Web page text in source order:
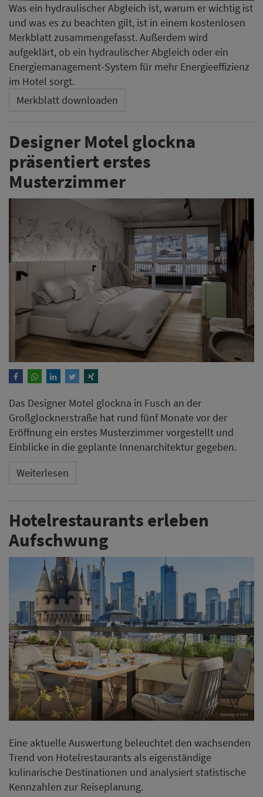
Was ein hydraulischer Abgleich ist, warum er wichtig ist
und was es zu beachten gilt, ist in einem kostenlosen
Merkblatt zusammengefasst. Außerdem wird
aufgeklärt, ob ein hydraulischer Abgleich oder ein
Energiemanagement-System für mehr Energieeffizienz
im Hotel sorgt.
Merkblatt downloaden
Designer Motel glockna
präsentiert erstes
Musterzimmer
Das Designer Motel glockna in Fusch an der
Großglocknerstraße hat rund fünf Monate vor der
Eröffnung ein erstes Musterzimmer vorgestellt und
Einblicke in die geplante Innenarchitektur gegeben.
Weiterlesen
Hotelrestaurants erleben
Aufschwung
Eine aktuelle Auswertung beleuchtet den wachsenden
Trend von Hotelrestaurants als eigenständige
kulinarische Destinationen und analysiert statistische
Kennzahlen zur Reiseplanung.